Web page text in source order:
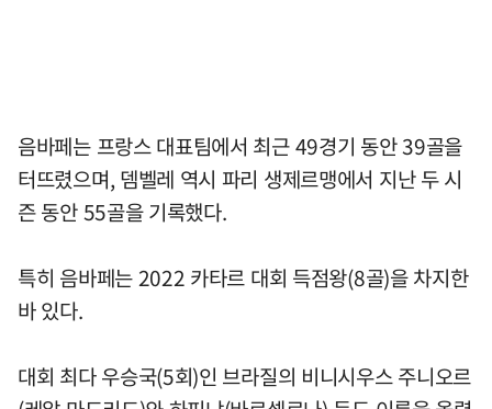
음바페는 프랑스 대표팀에서 최근 49경기 동안 39골을
터뜨렸으며, 뎀벨레 역시 파리 생제르맹에서 지난 두 시
즌 동안 55골을 기록했다.
특히 음바페는 2022 카타르 대회 득점왕(8골)을 차지한
바 있다.
대회 최다 우승국(5회)인 브라질의 비니시우스 주니오르